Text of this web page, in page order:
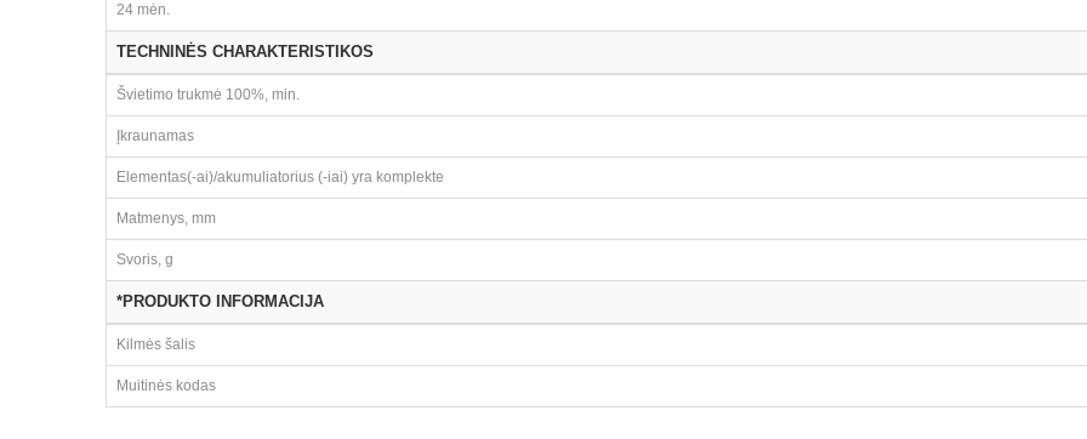
24 mėn.
TECHNINĖS CHARAKTERISTIKOS
Švietimo trukmė 100%, min.
Įkraunamas
Elementas(-ai)/akumuliatorius (-iai) yra komplekte
Matmenys, mm
Svoris, g
*PRODUKTO INFORMACIJA
Kilmės šalis
Muitinės kodas